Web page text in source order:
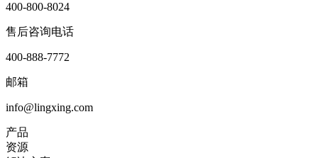
400-800-8024
售后咨询电话
400-888-7772
邮箱
info@lingxing.com
产品
资源